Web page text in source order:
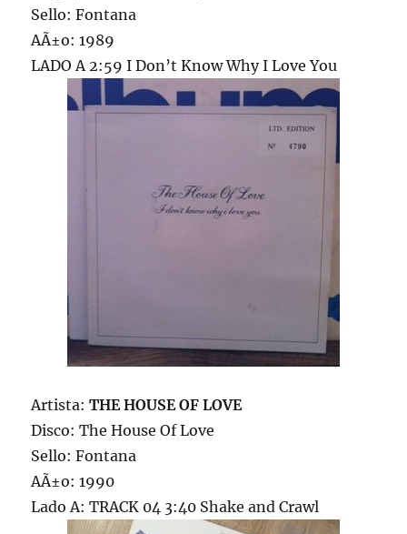
Sello: Fontana
AÃ±o: 1989
LADO A 2:59 I Don’t Know Why I Love You
Artista:THE HOUSE OF LOVE
Disco: The House Of Love
Sello: Fontana
AÃ±o: 1990
Lado A: TRACK 04 3:40 Shake and Crawl